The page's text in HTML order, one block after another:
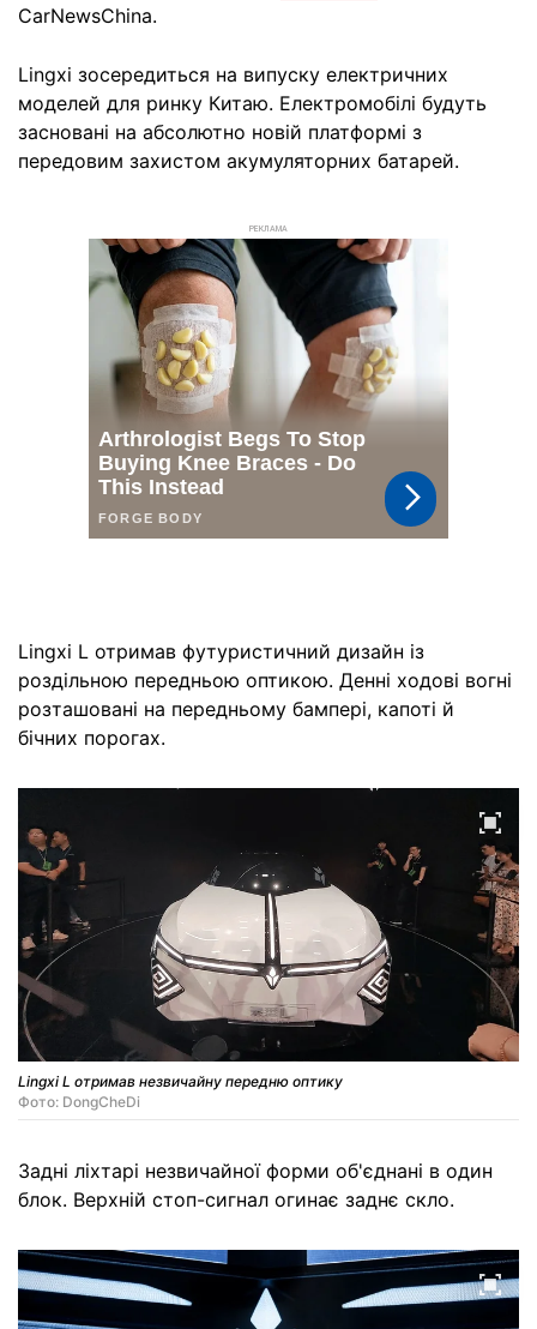
CarNewsChina.
Lingxi зосередиться на випуску електричних
моделей для ринку Китаю. Електромобілі будуть
засновані на абсолютно новій платформі з
передовим захистом акумуляторних батарей.
РЕКЛАМА
Lingxi L отримав футуристичний дизайн із
роздільною передньою оптикою. Денні ходові вогні
розташовані на передньому бампері, капоті й
бічних порогах.
Lingxi L отримав незвичайну передню оптику
Фото: DongCheDi
Задні ліхтарі незвичайної форми об'єднані в один
блок. Верхній стоп-сигнал огинає заднє скло.